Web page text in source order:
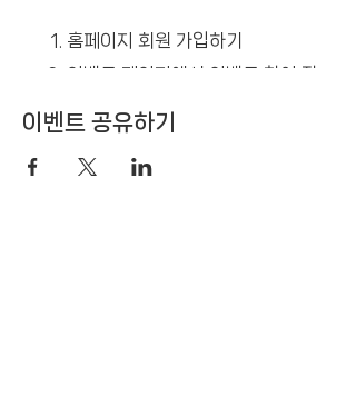
홈페이지 회원 가입하기
이벤트 페이지에서 이벤트 참여 작
추첨일에 당첨된 분들에게 기프티콘
이 발송됩니다.
이벤트 공유하기